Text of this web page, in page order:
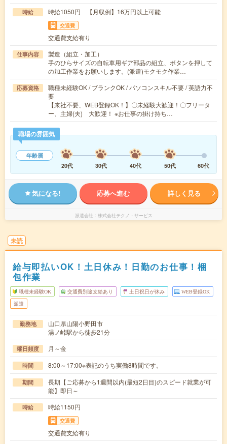
時給 時給1050円 【月収例】16万円以上可能
交通費
交通費支給有り
仕事内容
製造（組立・加工）
手のひらサイズの自転車用ギア部品の組立、ボタンを押して
の加工作業をお願いします。(派遣)モクモク作業…
応募資格
職種未経験OK / ブランクOK / パソコンスキル不要 / 英語力不
要
【来社不要、WEB登録OK！】〇未経験大歓迎！〇フリータ
ー、主婦(夫) 大歓迎！ ※お仕事の掛け持ち…
職場の雰囲気
年齢層
20代
30代 40代 50代 60代
気になる! 応募へ進む 詳しく見る
派遣会社 株式会社テクノ・サービス
未読
給与即払いOK！土日休み！日勤のお仕事！梱
包作業
職種未経験OK 交通費別途支給あり 土日祝日が休み WEB登録OK
派遣
勤務地
山口県山陽小野田市
湯ノ峠駅から徒歩21分
曜日頻度 月～金
時間 8:00～17:00※表記のうち実働8時間です。
期間
長期【ご応募から1週間以内(最短2日目)のスピード就業が可
能】即日～
時給 時給1150円
交通費
交通費支給有り